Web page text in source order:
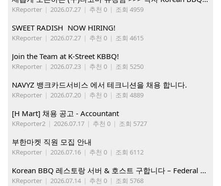
KReporter | 2026.07.27 | 추천 0 | 조회 4959
SWEET RADISH NOW HIRING!
KReporter | 2026.07.27 | 추천 0 | 조회 4615
Join the Team at K-Street KBBQ!
KReporter | 2026.07.23 | 추천 0 | 조회 5250
NAVYZ 뱅크카드서비스 에서 테크니션을 채용 합니다.
KReporter | 2026.07.20 | 추천 0 | 조회 4889
[H Mart] 채용 공고 - Accountant
KReporter2 | 2026.07.17 | 추천 0 | 조회 5727
부한마켓 직원 모집 안내
KReporter | 2026.07.16 | 추천 0 | 조회 6112
Korean BBQ 레스토랑 서버 & 호스트 구합니다 – Federal Way & Tacoma $45-$60/hr (server), $21-23/hr (Host)
KReporter | 2026.07.14 | 추천 0 | 조회 5768